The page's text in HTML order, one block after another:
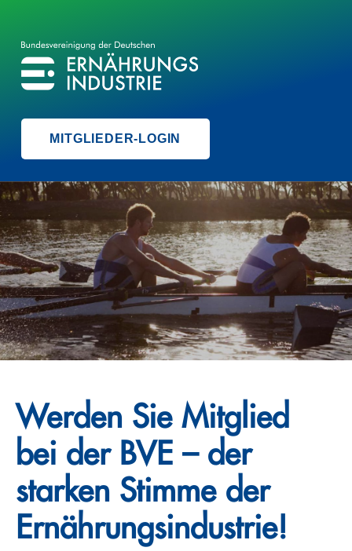
BVE
BUNDESVEREINIGUNG DER ERNÄHRUNGSINDUSTRIE
MITGLIEDER-LOGIN
Werden Sie Mitglied
bei der BVE – der
starken Stimme der
Ernährungsindustrie!